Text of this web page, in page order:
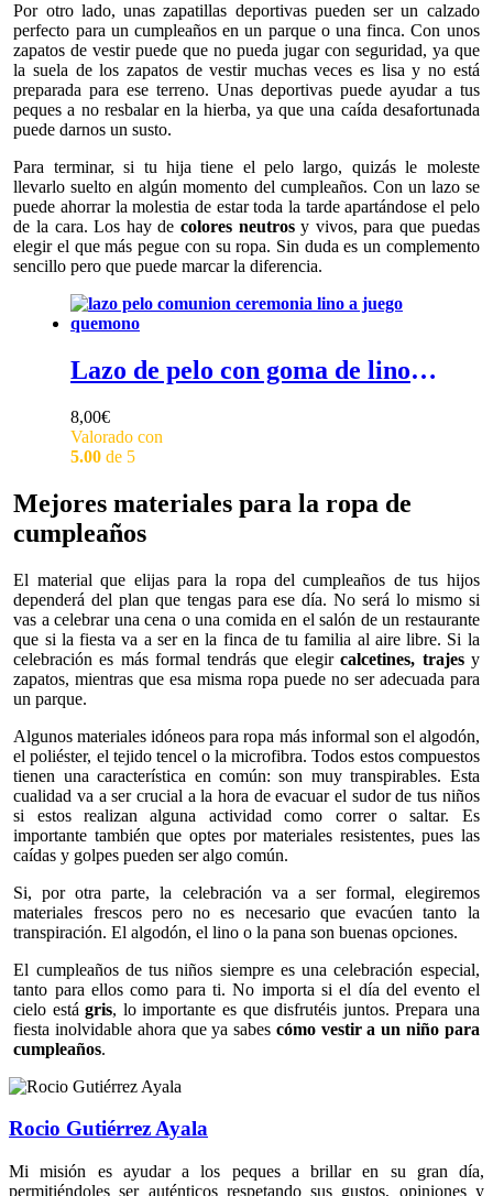
Por otro lado, unas zapatillas deportivas pueden ser un calzado
perfecto para un cumpleaños en un parque o una finca. Con unos
zapatos de vestir puede que no pueda jugar con seguridad, ya que
la suela de los zapatos de vestir muchas veces es lisa y no está
preparada para ese terreno. Unas deportivas puede ayudar a tus
peques a no resbalar en la hierba, ya que una caída desafortunada
puede darnos un susto.
Para terminar, si tu hija tiene el pelo largo, quizás le moleste
llevarlo suelto en algún momento del cumpleaños. Con un lazo se
puede ahorrar la molestia de estar toda la tarde apartándose el pelo
de la cara. Los hay de colores neutrosy vivos, para que puedas
elegir el que más pegue con su ropa. Sin duda es un complemento
sencillo pero que puede marcar la diferencia.
Lazo de pelo con goma de lino - Lazo pelo niña en lino con goma elástica
8,00€
Valorado con
5.00 de 5
Mejores materiales para la ropa de
cumpleaños
El material que elijas para la ropa del cumpleaños de tus hijos
dependerá del plan que tengas para ese día. No será lo mismo si
vas a celebrar una cena o una comida en el salón de un restaurante
que si la fiesta va a ser en la finca de tu familia al aire libre. Si la
celebración es más formal tendrás que elegircalcetines, trajesy
zapatos, mientras que esa misma ropa puede no ser adecuada para
un parque.
Algunos materiales idóneos para ropa más informal son el algodón,
el poliéster, el tejido tencel o la microfibra. Todos estos compuestos
tienen una característica en común: son muy transpirables. Esta
cualidad va a ser crucial a la hora de evacuar el sudor de tus niños
si estos realizan alguna actividad como correr o saltar. Es
importante también que optes por materiales resistentes, pues las
caídas y golpes pueden ser algo común.
Si, por otra parte, la celebración va a ser formal, elegiremos
materiales frescos pero no es necesario que evacúen tanto la
transpiración. El algodón, el lino o la pana son buenas opciones.
El cumpleaños de tus niños siempre es una celebración especial,
tanto para ellos como para ti. No importa si el día del evento el
cielo estágris, lo importante es que disfrutéis juntos. Prepara una
fiesta inolvidable ahora que ya sabes cómo vestir a un niño para
cumpleaños.
Rocio Gutiérrez Ayala
Mi misión es ayudar a los peques a brillar en su gran día,
permitiéndoles ser auténticos respetando sus gustos, opiniones y